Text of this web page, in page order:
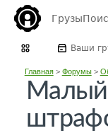
Грузы
Ваши
Главная> Форумы>
Малый